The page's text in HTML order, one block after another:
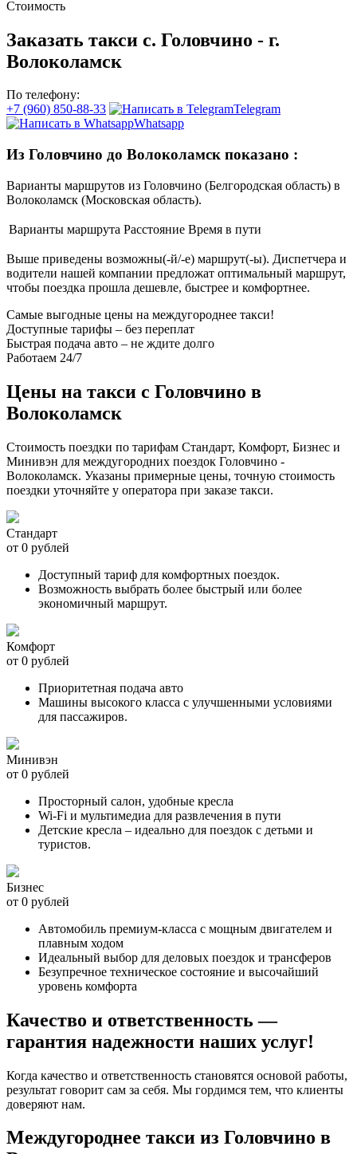
Стоимость
Заказать такси с. Головчино - г.
Волоколамск
По телефону:
+7 (960) 850-88-33
Telegram
Whatsapp
Из Головчино до Волоколамск показано :
Варианты маршрутов из Головчино (Белгородская область) в
Волоколамск (Московская область).
Варианты маршрута Расстояние Время в пути
Выше приведены возможны(-й/-е) маршрут(-ы). Диспетчера и
водители нашей компании предложат оптимальный маршрут,
чтобы поездка прошла дешевле, быстрее и комфортнее.
Самые выгодные цены на междугороднее такси!
Доступные тарифы – без переплат
Быстрая подача авто – не ждите долго
Работаем 24/7
Цены на такси с Головчино в
Волоколамск
Стоимость поездки по тарифам Стандарт, Комфорт, Бизнес и
Минивэн для междугородних поездок Головчино -
Волоколамск. Указаны примерные цены, точную стоимость
поездки уточняйте у оператора при заказе такси.
Стандарт
от 0 рублей
Доступный тариф для комфортных поездок.
Возможность выбрать более быстрый или более
экономичный маршрут.
Комфорт
от 0 рублей
Приоритетная подача авто
Машины высокого класса с улучшенными условиями
для пассажиров.
Минивэн
от 0 рублей
Просторный салон, удобные кресла
Wi-Fi и мультимедиа для развлечения в пути
Детские кресла – идеально для поездок с детьми и
туристов.
Бизнес
от 0 рублей
Автомобиль премиум-класса с мощным двигателем и
плавным ходом
Идеальный выбор для деловых поездок и трансферов
Безупречное техническое состояние и высочайший
уровень комфорта
Качество и ответственность —
гарантия надежности наших услуг!
Когда качество и ответственность становятся основой работы,
результат говорит сам за себя. Мы гордимся тем, что клиенты
доверяют нам.
Междугороднее такси из Головчино в